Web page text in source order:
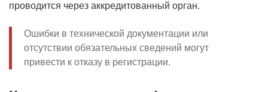
проводится через аккредитованный орган.
Ошибки в технической документации или
отсутствии обязательных сведений могут
привести к отказу в регистрации.